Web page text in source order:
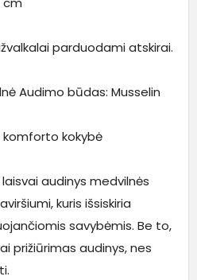
parduodami atskirai.
Audimo būdas: Musselin
komforto kokybė
audinys medvilnės
kuris išsiskiria
savybėmis. Be to,
prižiūrimas audinys, nes